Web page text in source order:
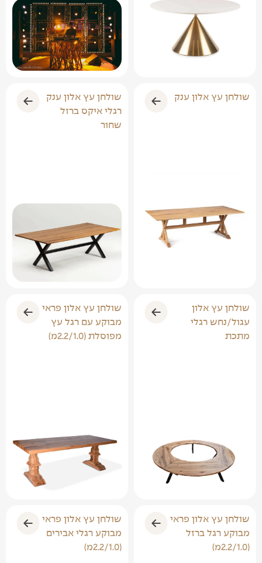
שולחן עץ אלון ענק
שולחן עץ אלון ענק
רגלי איקס ברזל
שחור
שולחן עץ אלון
עגול/נחש רגלי
מתכת
שולחן עץ אלון פראי
מבוקע עם רגל עץ
מפוסלת (2.2/1.0מ)
שולחן עץ אלון פראי
מבוקע רגל ברזל
(2.2/1.0מ)
שולחן עץ אלון פראי
מבוקע רגלי אבירים
(2.2/1.0מ)